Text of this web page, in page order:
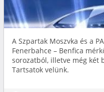
A Szpartak Moszvka és a
Fenerbahce – Benfica
sorozatból, illetve még két
Tartsatok velünk.